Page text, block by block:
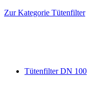
Zur Kategorie Tütenfilter
Tütenfilter DN 100